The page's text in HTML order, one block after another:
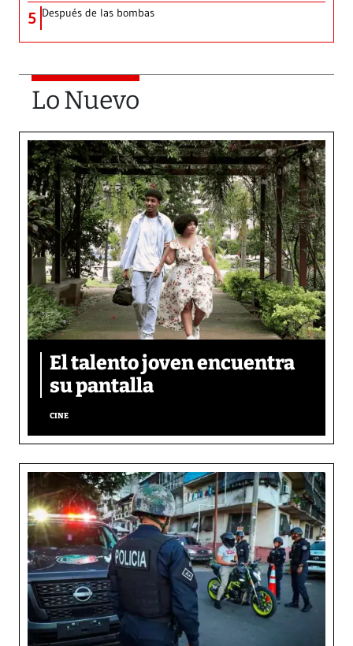
5 Después de las bombas
Lo Nuevo
El talento joven encuentra
su pantalla​
CINE